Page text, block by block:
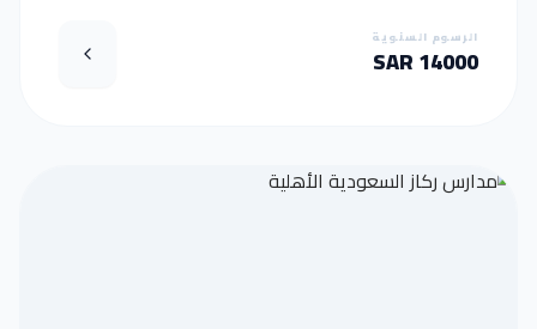
الرسوم السنوية
14000 SAR